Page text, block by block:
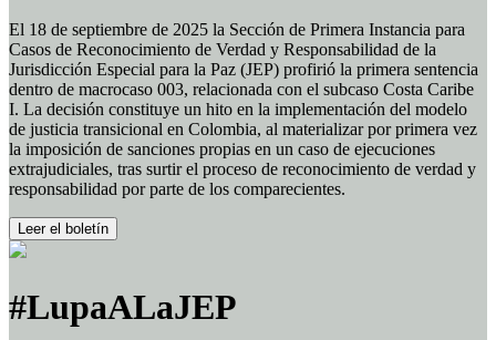
El 18 de septiembre de 2025 la Sección de Primera Instancia para
Casos de Reconocimiento de Verdad y Responsabilidad de la
Jurisdicción Especial para la Paz (JEP) profirió la primera sentencia
dentro de macrocaso 003, relacionada con el subcaso Costa Caribe
I. La decisión constituye un hito en la implementación del modelo
de justicia transicional en Colombia, al materializar por primera vez
la imposición de sanciones propias en un caso de ejecuciones
extrajudiciales, tras surtir el proceso de reconocimiento de verdad y
responsabilidad por parte de los comparecientes.
Leer el boletín
#LupaALaJEP